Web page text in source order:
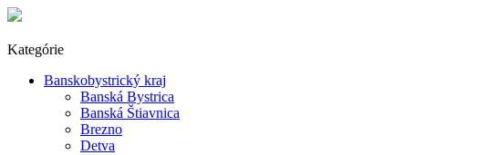
Kategórie
Banskobystrický kraj
Banská Bystrica
Banská Štiavnica
Brezno
Detva